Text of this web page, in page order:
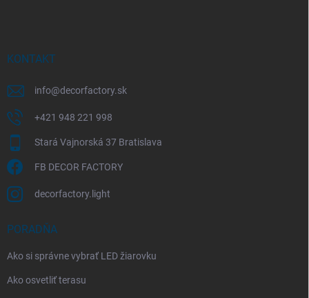
KONTAKT
info@decorfactory.sk
+421 948 221 998
Stará Vajnorská 37 Bratislava
FB DECOR FACTORY
decorfactory.light
PORADŇA
Ako si správne vybrať LED žiarovku
Ako osvetliť terasu